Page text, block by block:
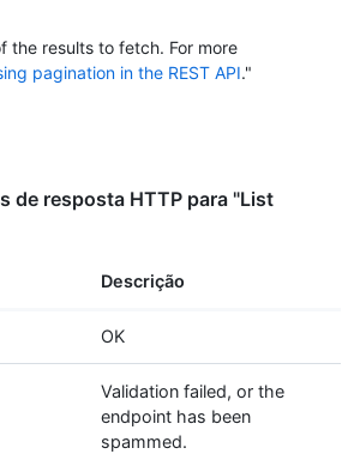
the results to fetch. For more
pagination in the REST API."
de resposta HTTP para "List
Descrição
OK
Validation failed, or the
endpoint has been
spammed.